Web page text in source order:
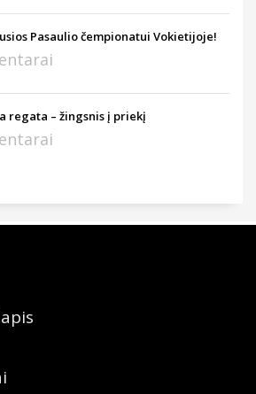
Pasaulio čempionatui Vokietijoje!
regata – žingsnis į priekį